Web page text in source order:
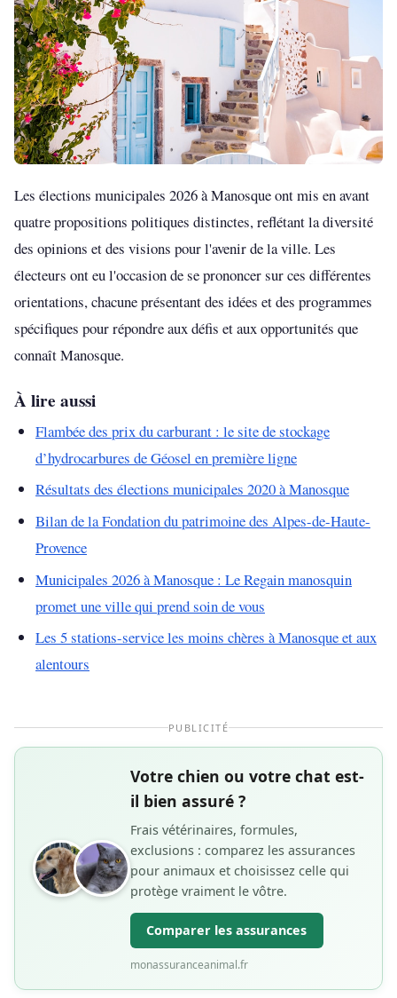
Les élections municipales 2026 à Manosque ont mis en avant
quatre propositions politiques distinctes, reflétant la diversité
des opinions et des visions pour l'avenir de la ville. Les
électeurs ont eu l'occasion de se prononcer sur ces différentes
orientations, chacune présentant des idées et des programmes
spécifiques pour répondre aux défis et aux opportunités que
connaît Manosque.
À lire aussi
Flambée des prix du carburant : le site de stockage
d’hydrocarbures de Géosel en première ligne
Résultats des élections municipales 2020 à Manosque
Bilan de la Fondation du patrimoine des Alpes-de-Haute-
Provence
Municipales 2026 à Manosque : Le Regain manosquin
promet une ville qui prend soin de vous
Les 5 stations-service les moins chères à Manosque et aux
alentours
PUBLICITÉ
Votre chien ou votre chat est-
il bien assuré ?
Frais vétérinaires, formules,
exclusions : comparez les assurances
pour animaux et choisissez celle qui
protège vraiment le vôtre.
Comparer les assurances
monassuranceanimal.fr